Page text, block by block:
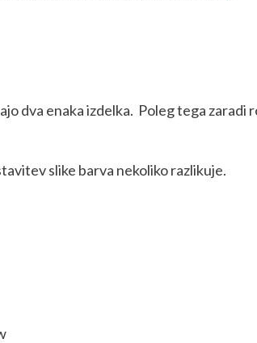
dva enaka izdelka. Poleg tega
slike barva nekoliko razlikuje.